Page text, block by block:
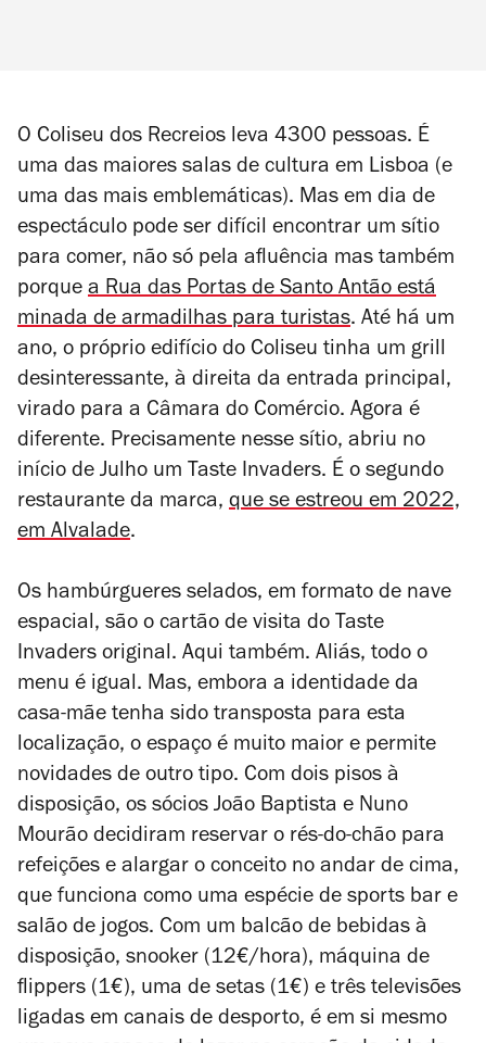
O Coliseu dos Recreios leva 4300 pessoas. É
uma das maiores salas de cultura em Lisboa (e
uma das mais emblemáticas). Mas em dia de
espectáculo pode ser difícil encontrar um sítio
para comer, não só pela afluência mas também
porque a Rua das Portas de Santo Antão está
minada de armadilhas para turistas. Até há um
ano, o próprio edifício do Coliseu tinha um grill
desinteressante, à direita da entrada principal,
virado para a Câmara do Comércio. Agora é
diferente. Precisamente nesse sítio, abriu no
início de Julho um Taste Invaders. É o segundo
restaurante da marca, que se estreou em 2022,
em Alvalade.
Os hambúrgueres selados, em formato de nave
espacial, são o cartão de visita do Taste
Invaders original. Aqui também. Aliás, todo o
menu é igual. Mas, embora a identidade da
casa-mãe tenha sido transposta para esta
localização, o espaço é muito maior e permite
novidades de outro tipo. Com dois pisos à
disposição, os sócios João Baptista e Nuno
Mourão decidiram reservar o rés-do-chão para
refeições e alargar o conceito no andar de cima,
que funciona como uma espécie de sports bar e
salão de jogos. Com um balcão de bebidas à
disposição, snooker (12€/hora), máquina de
flippers (1€), uma de setas (1€) e três televisões
ligadas em canais de desporto, é em si mesmo